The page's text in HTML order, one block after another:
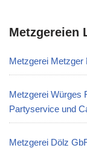
Metzgereien
Metzgerei Metzger
Metzgerei Würges
Partyservice und
Metzgerei Dölz